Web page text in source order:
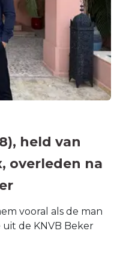
held van
overleden na
vooral als de man
uit de KNVB Beker